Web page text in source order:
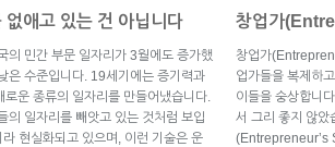
애고 있는 건 아닙니다
의 민간 부문 일자리가 3월에도 증가했
은 수준입니다. 19세기에는 증기력과
운 종류의 일자리를 만들어냈습니다.
의 일자리를 빼앗고 있는 것처럼 보입
현실화되고 있으며, 이런 기술은 운
창업가
창업가
업가들을 복제하
이들을 숭상합니
서 그리 좋지 않았
(Entrepreneur’s